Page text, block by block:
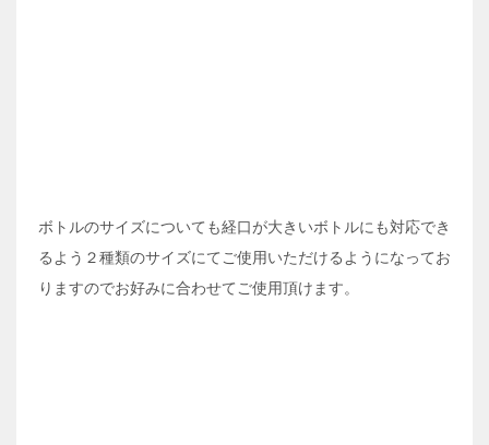
ボトルのサイズについても経口が大きいボトルにも対応でき
るよう２種類のサイズにてご使用いただけるようになってお
りますのでお好みに合わせてご使用頂けます。